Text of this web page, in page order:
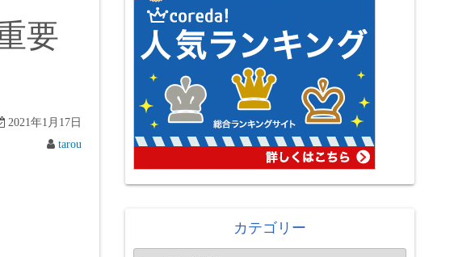
要
2021年1月17日
tarou
カテゴリー